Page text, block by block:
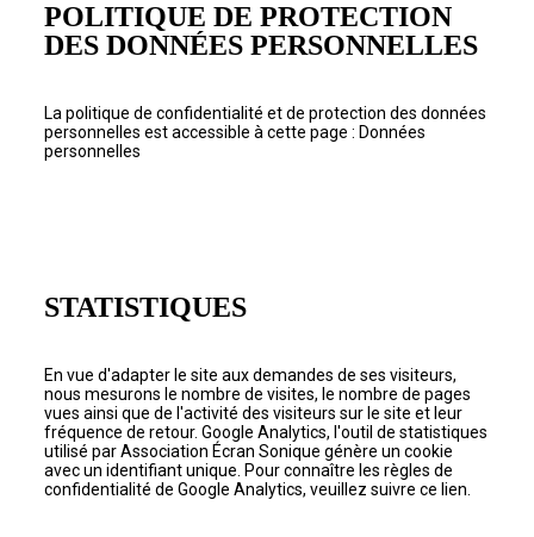
POLITIQUE DE PROTECTION
DES DONNÉES PERSONNELLES
La politique de confidentialité et de protection des données
personnelles est accessible à cette page : Données
personnelles
STATISTIQUES
En vue d'adapter le site aux demandes de ses visiteurs,
nous mesurons le nombre de visites, le nombre de pages
vues ainsi que de l'activité des visiteurs sur le site et leur
fréquence de retour. Google Analytics, l'outil de statistiques
utilisé par Association Écran Sonique génère un cookie
avec un identifiant unique. Pour connaître les règles de
confidentialité de Google Analytics, veuillez suivre ce lien